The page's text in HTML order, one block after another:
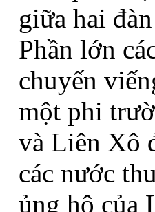
giữa hai
Phần lớn
chuyến
một phi
và Liên Xô
các nước
ủng hộ của